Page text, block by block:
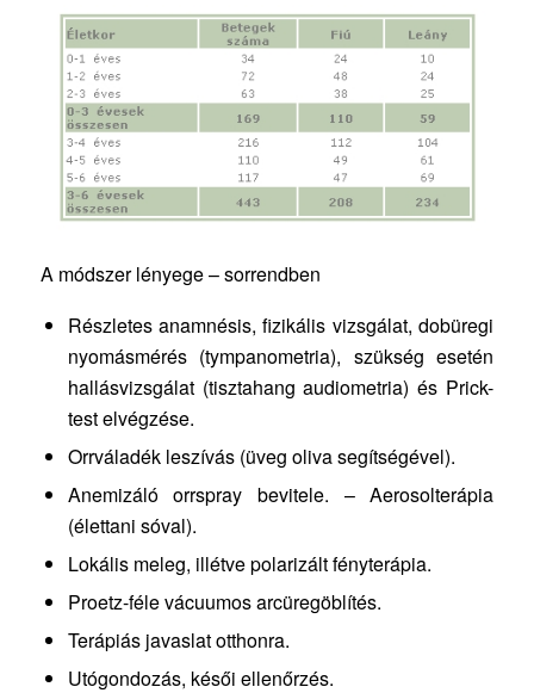
A módszer lényege – sorrendben
Részletes anamnésis, fizikális vizsgálat, dobüregi
nyomásmérés (tympanometria), szükség esetén
hallásvizsgálat (tisztahang audiometria) és Prick-
test elvégzése.
Orrváladék leszívás (üveg oliva segítségével).
Anemizáló orrspray bevitele. – Aerosolterápia
(élettani sóval).
Lokális meleg, illétve polarizált fényterápia.
Proetz-féle vácuumos arcüregöblítés.
Terápiás javaslat otthonra.
Utógondozás, késői ellenőrzés.